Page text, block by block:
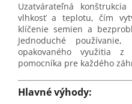
Uzatvárateľná
vlhkosť a teplotu, čím
klíčenie semien a
Jednoduché
opakovaného využitia
pomocníka pre každého
Hlavné výhody: